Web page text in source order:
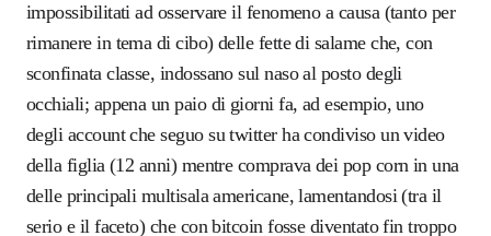
impossibilitati ad osservare il fenomeno a causa (tanto per
rimanere in tema di cibo) delle fette di salame che, con
sconfinata classe, indossano sul naso al posto degli
occhiali; appena un paio di giorni fa, ad esempio, uno
degli account che seguo su twitter ha condiviso un video
della figlia (12 anni) mentre comprava dei pop corn in una
delle principali multisala americane, lamentandosi (tra il
serio e il faceto) che con bitcoin fosse diventato fin troppo